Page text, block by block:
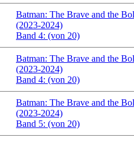
Batman: The Brave and the
(2023-2024)
Band 4: (von 20)
Batman: The Brave and the
(2023-2024)
Band 4: (von 20)
Batman: The Brave and the
(2023-2024)
Band 5: (von 20)